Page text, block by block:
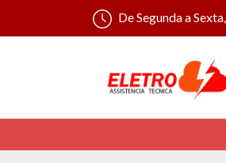
De Segunda a